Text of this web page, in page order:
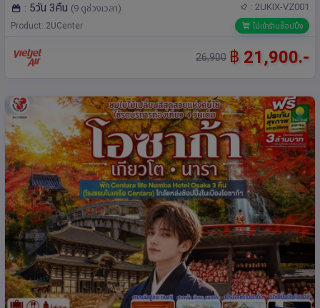
: 5วัน 3คืน (9 ดูช่วงเวลา) : 2UKIX-VZ001
Product: 2UCenter ไม่เข้าร้านช็อปปิ้ง
26,900 ฿ 21,900.-